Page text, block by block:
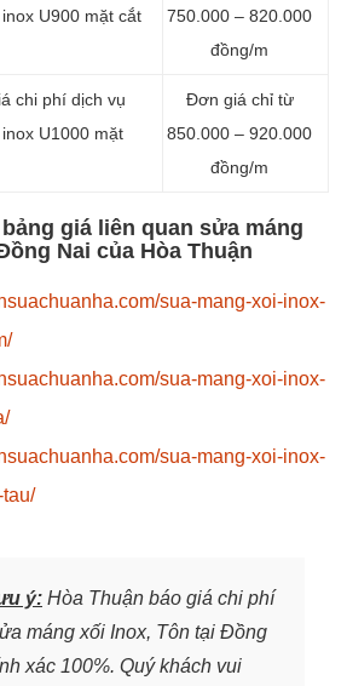
U900 mặt cắt
750.000 – 820.000
đồng/m
chi phí dịch vụ
U1000 mặt
Đơn giá chỉ từ
850.000 – 920.000
đồng/m
giá liên quan sửa máng
Nai của Hòa Thuận
sua-mang-xoi-inox-
sua-mang-xoi-inox-
sua-mang-xoi-inox-
ý: Hòa Thuận báo giá chi phí
máng xối Inox, Tôn tại Đồng
xác 100%. Quý khách vui